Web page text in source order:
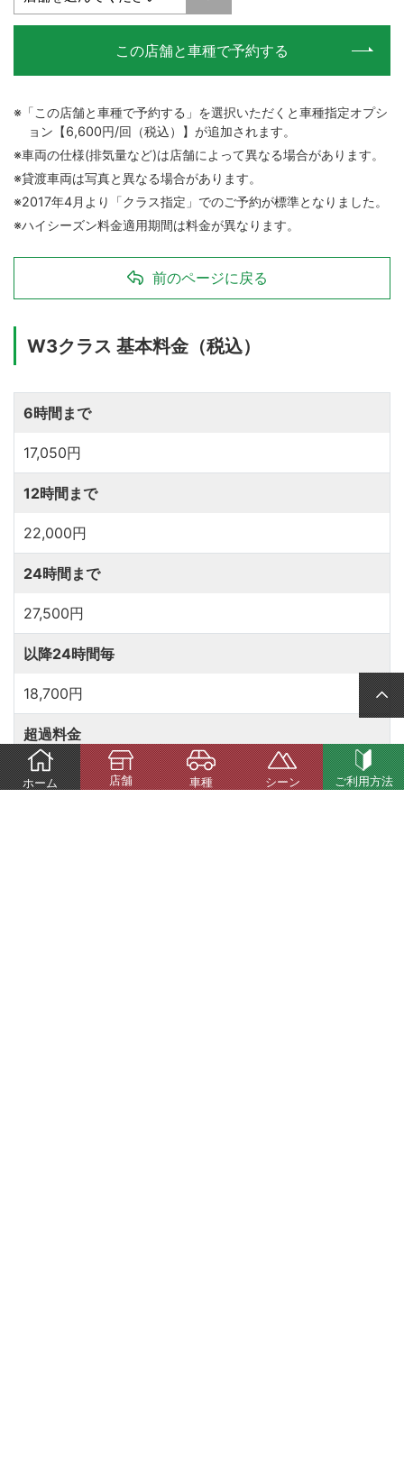
ホーム 店舗 車種 シーン ご利用方法
この店舗と車種で予約する
※「この店舗と車種で予約する」を選択いただくと車種指定オプシ
ョン【6,600円/回（税込）】が追加されます。
※車両の仕様(排気量など)は店舗によって異なる場合があります。
※貸渡車両は写真と異なる場合があります。
※2017年4月より「クラス指定」でのご予約が標準となりました。
※ハイシーズン料金適用期間は料金が異なります。
前のページに戻る
W3クラス 基本料金（税込）
17,050円
22,000円
27,500円
18,700円
2,970円/時